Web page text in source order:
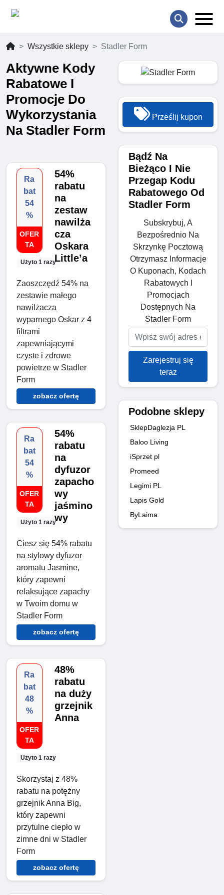
Wszystkie sklepy Stadler Form
Aktywne Kody
Rabatowe I
Promocje Do
Wykorzystania
Na Stadler Form
Ra
bat
54
%
OFER
TA
Użyto 1 razy
54%
rabatu
na
zestaw
nawilża
cza
Oskara
Little’a
Zaoszczędź 54% na
zestawie małego
nawilżacza
wyparnego Oskar z 4
filtrami
zapewniającymi
czyste i zdrowe
powietrze w Stadler
Form
zobacz ofertę
Ra
bat
54
%
OFER
TA
Użyto 1 razy
54%
rabatu
na
dyfuzor
zapacho
wy
jaśmino
wy
Ciesz się 54% rabatu
na stylowy dyfuzor
aromatu Jasmine,
który zapewni
relaksujące zapachy
w Twoim domu w
Stadler Form
zobacz ofertę
Ra
bat
48
%
OFER
TA
Użyto 1 razy
48%
rabatu
na duży
grzejnik
Anna
Skorzystaj z 48%
rabatu na potężny
grzejnik Anna Big,
który zapewni
przytulne ciepło w
zimne dni w Stadler
Form
zobacz ofertę
Prześlij kupon
Bądź Na
Bieżąco I Nie
Przegap Kodu
Rabatowego Od
Stadler Form
Subskrybuj, A
Bezpośrednio Na
Skrzynkę Pocztową
Otrzymasz Informacje
O Kuponach, Kodach
Rabatowych I
Promocjach
Dostępnych Na
Stadler Form
Zarejestruj się
teraz
Podobne sklepy
SklepDaglezja PL
Baloo Living
iSprzet pl
Promeed
Legimi PL
Lapis Gold
ByLaima